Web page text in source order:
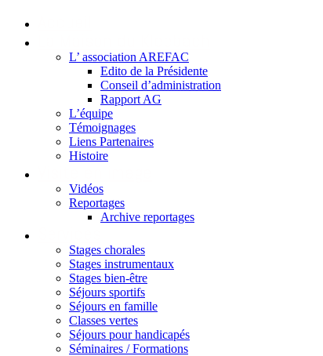
L’ association AREFAC
Edito de la Présidente
Conseil d’administration
Rapport AG
L’équipe
Témoignages
Liens Partenaires
Histoire
Vidéos
Reportages
Archive reportages
Stages chorales
Stages instrumentaux
Stages bien-être
Séjours sportifs
Séjours en famille
Classes vertes
Séjours pour handicapés
Séminaires / Formations